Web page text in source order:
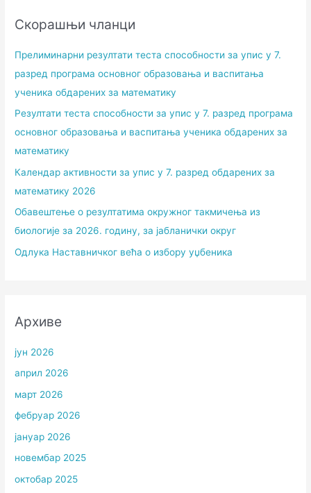
Скорашњи чланци
Прелиминарни резултати теста способности за упис у 7.
разред програма основног образовања и васпитања
ученика обдарених за математику
Резултати теста способности за упис у 7. разред програма
основног образовања и васпитања ученика обдарених за
математику
Календар активности за упис у 7. разред обдарених за
математику 2026
Обавештење о резултатима окружног такмичења из
биологије за 2026. годину, за јабланички округ
Одлука Наставничког већа о избору уџбеника
Архиве
јун 2026
април 2026
март 2026
фебруар 2026
јануар 2026
новембар 2025
октобар 2025